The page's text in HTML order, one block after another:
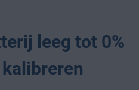
leeg tot 0%